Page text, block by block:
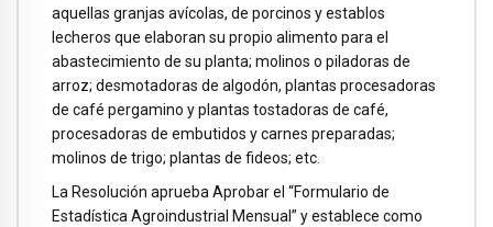
aquellas granjas avícolas, de porcinos y establos
lecheros que elaboran su propio alimento para el
abastecimiento de su planta; molinos o piladoras de
arroz; desmotadoras de algodón, plantas procesadoras
de café pergamino y plantas tostadoras de café,
procesadoras de embutidos y carnes preparadas;
molinos de trigo; plantas de fideos; etc.
La Resolución aprueba Aprobar el “Formulario de
Estadística Agroindustrial Mensual” y establece como